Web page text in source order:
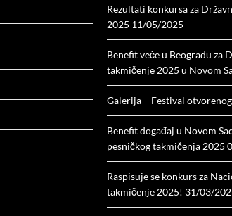
Rezultati konkursa za
2025 11/05/2025
Benefit veče u Beogradu za
takmičenje 2025 u Novom
Galerija – Festival
Benefit događaj u Novom
pesničkog takmičenja 2025
Raspisuje se konkurs za
takmičenje 2025! 31/03/